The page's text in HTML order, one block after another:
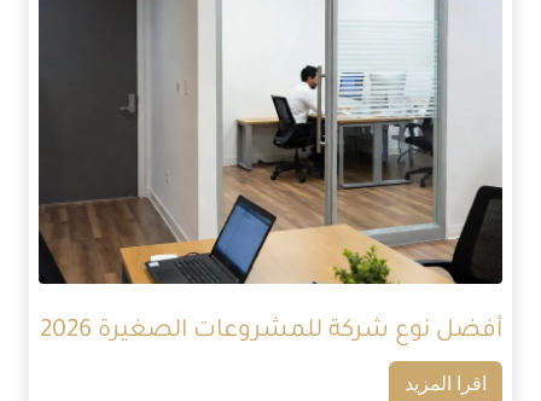
أفضل نوع شركة للمشروعات الصغيرة 2026
اقرا المزيد